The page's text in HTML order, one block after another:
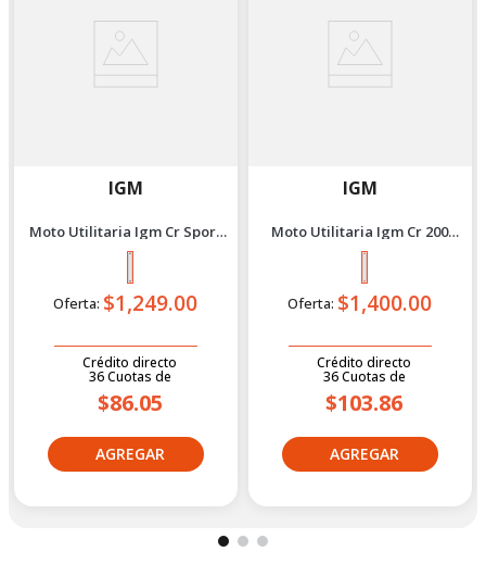
IGM
Moto Utilitaria Igm Cr Sport
150 Negro 2027
Oferta: $1,249.00
Crédito directo
36Cuotas de
$86.05
IGM
Moto Utilitaria Igm Cr 200
Rojo 2027
Oferta: $1,400.00
Crédito directo
36Cuotas de
$103.86